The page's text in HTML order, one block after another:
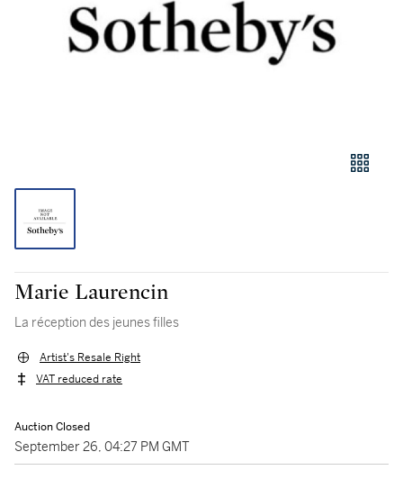
Marie Laurencin
La réception des jeunes filles
Artist's Resale Right
VAT reduced rate
Auction Closed
September 26, 04:27 PM GMT